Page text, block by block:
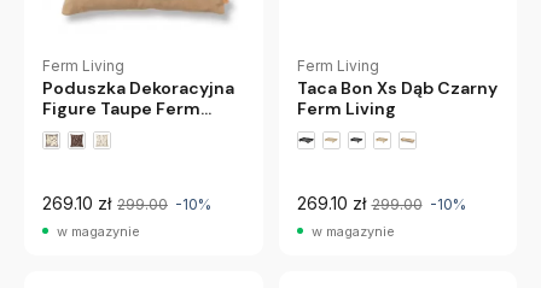
Ferm Living
Poduszka Dekoracyjna
Figure Taupe Ferm
Living
269.10 zł 299.00 -10%
w magazynie
Ferm Living
Taca Bon Xs Dąb Czarny
Ferm Living
269.10 zł 299.00 -10%
w magazynie